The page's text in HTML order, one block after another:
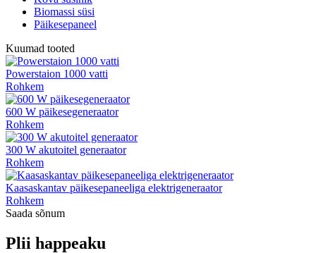
Biomassi süsi
Päikesepaneel
Kuumad tooted
Powerstaion 1000 vatti
Rohkem
600 W päikesegeneraator
Rohkem
300 W akutoitel generaator
Rohkem
Kaasaskantav päikesepaneeliga elektrigeneraator
Rohkem
Saada sõnum
Plii happeaku